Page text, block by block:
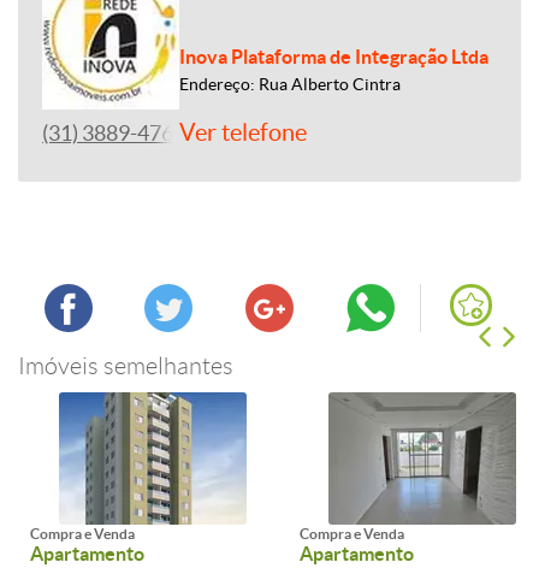
Inova Plataforma de Integração Ltda
Endereço: Rua Alberto Cintra
(31) 3889-4765Ver telefone
Imóveis semelhantes
Compra e Venda
Apartamento
Compra e Venda
Apartamento